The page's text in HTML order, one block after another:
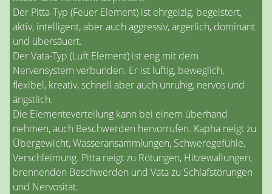
Der Pitta-Typ (Feuer Element) ist ehrgeizig, begeistert,
aktiv, intelligent, aber auch aggressiv, ärgerlich, dominant
und übersäuert.
Der Vata-Typ (Luft Element) ist eng mit dem
Nervensystem verbunden. Er ist luftig, beweglich,
flexibel, kreativ, schnell aber auch unruhig, nervös und
ängstlich.
Die Elementeverteilung kann bei einem überhand
nehmen, auch Beschwerden hervorrufen. Kapha neigt zu
Übergewicht, Wasseransammlungen, Schweregefühle,
Verschleimung. Pitta neigt zu Rötungen, Hitzewallungen,
brennenden Beschwerden und Vata zu Schlafstörungen
und Nervosität.